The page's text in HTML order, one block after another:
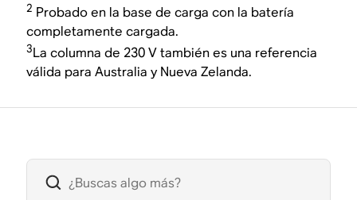
2 Probado en la base de carga con la batería
completamente cargada.
3La columna de 230 V también es una referencia
válida para Australia y Nueva Zelanda.